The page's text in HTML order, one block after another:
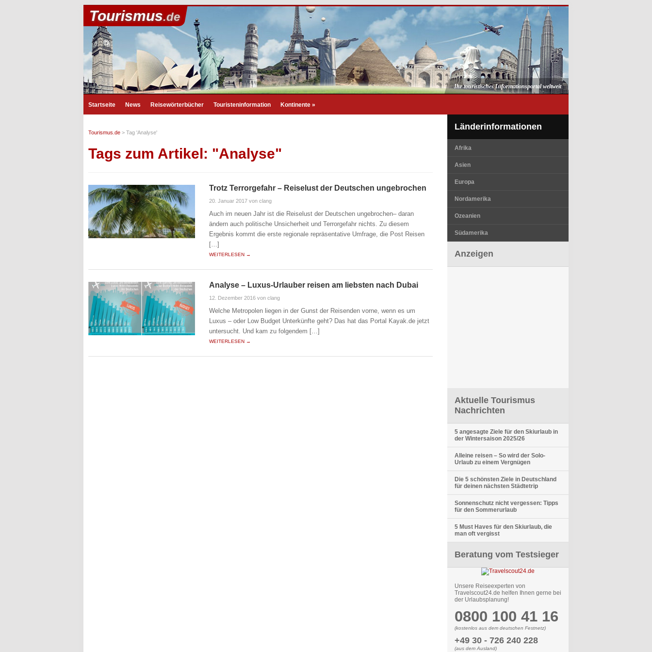
Tourismus.de
Ihr touristisches Informationsportal weltweit
Startseite News Reisewörterbücher Touristeninformation Kontinente »
Tourismus.de > Tag 'Analyse'
Tags zum Artikel: "Analyse"
Trotz Terrorgefahr – Reiselust der Deutschen ungebrochen
20. Januar 2017 von clang
Auch im neuen Jahr ist die Reiselust der Deutschen ungebrochen– daran
ändern auch politische Unsicherheit und Terrorgefahr nichts. Zu diesem
Ergebnis kommt die erste regionale repräsentative Umfrage, die Post Reisen
[…]
WEITERLESEN →
Analyse – Luxus-Urlauber reisen am liebsten nach Dubai
12. Dezember 2016 von clang
Welche Metropolen liegen in der Gunst der Reisenden vorne, wenn es um
Luxus – oder Low Budget Unterkünfte geht? Das hat das Portal Kayak.de jetzt
untersucht. Und kam zu folgendem […]
WEITERLESEN →
Länderinformationen
Afrika
Asien
Europa
Nordamerika
Ozeanien
Südamerika
Anzeigen
Aktuelle Tourismus
Nachrichten
5 angesagte Ziele für den Skiurlaub in
der Wintersaison 2025/26
Alleine reisen – So wird der Solo-
Urlaub zu einem Vergnügen
Die 5 schönsten Ziele in Deutschland
für deinen nächsten Städtetrip
Sonnenschutz nicht vergessen: Tipps
für den Sommerurlaub
5 Must Haves für den Skiurlaub, die
man oft vergisst
Beratung vom Testsieger
Unsere Reiseexperten von
Travelscout24.de helfen Ihnen gerne bei
der Urlaubsplanung!
0800 100 41 16
(kostenlos aus dem deutschen Festnetz)
+49 30 - 726 240 228
(aus dem Ausland)